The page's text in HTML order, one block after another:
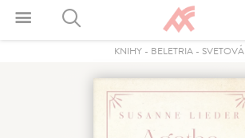
KNIHY- BELETRIA- SVETOVÁ